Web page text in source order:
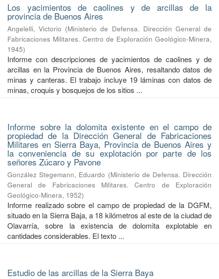
Los yacimientos de caolines y de arcillas de la
provincia de Buenos Aires
Angelelli, Victorio (Ministerio de Defensa. Dirección General de
Fabricaciones Militares. Centro de Exploración Geológico-Minera,
1945)
Informe con descripciones de yacimientos de caolines y de
arcillas en la Provincia de Buenos Aires, resaltando datos de
minas y canteras. El trabajo incluye 19 láminas con datos de
minas, croquis y bosquejos de los sitios ...
Informe sobre la dolomita existente en el campo de
propiedad de la Dirección General de Fabricaciones
Militares en Sierra Baya, Provincia de Buenos Aires y
la conveniencia de su explotación por parte de los
señores Zúcaro y Pavone
González Stegemann, Eduardo (Ministerio de Defensa. Dirección
General de Fabricaciones Militares. Centro de Exploración
Geológico-Minera, 1952)
Informe realizado sobre el campo de propiedad de la DGFM,
situado en la Sierra Baja, a 18 kilómetros al este de la ciudad de
Olavarría, sobre la existencia de dolomita explotable en
cantidades considerables. El texto ...
Estudio de las arcillas de la Sierra Baya